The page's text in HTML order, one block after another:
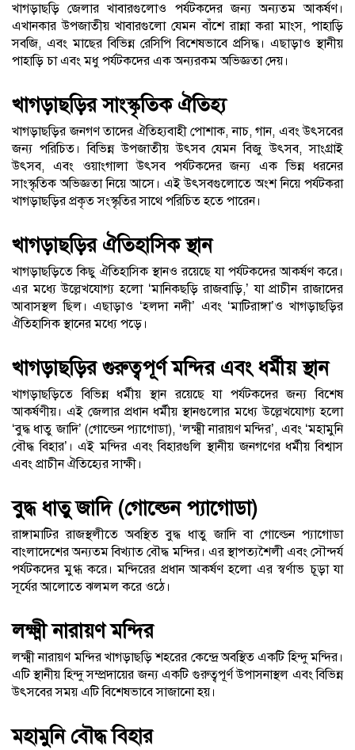
খাগড়াছড়ি জেলার খাবারগুলোও পর্যটকদের জন্য অন্যতম আকর্ষণ।
এখানকার উপজাতীয় খাবারগুলো যেমন বাঁশে রান্না করা মাংস, পাহাড়ি
সবজি, এবং মাছের বিভিন্ন রেসিপি বিশেষভাবে প্রসিদ্ধ। এছাড়াও স্থানীয়
পাহাড়ি চা এবং মধু পর্যটকদের এক অন্যরকম অভিজ্ঞতা দেয়।
খাগড়াছড়ির সাংস্কৃতিক ঐতিহ্য
খাগড়াছড়ির জনগণ তাদের ঐতিহ্যবাহী পোশাক, নাচ, গান, এবং উৎসবের
জন্য পরিচিত। বিভিন্ন উপজাতীয় উৎসব যেমন বিজু উৎসব, সাংগ্রাই
উৎসব, এবং ওয়াংগালা উৎসব পর্যটকদের জন্য এক ভিন্ন ধরনের
সাংস্কৃতিক অভিজ্ঞতা নিয়ে আসে। এই উৎসবগুলোতে অংশ নিয়ে পর্যটকরা
খাগড়াছড়ির প্রকৃত সংস্কৃতির সাথে পরিচিত হতে পারেন।
খাগড়াছড়ির ঐতিহাসিক স্থান
খাগড়াছড়িতে কিছু ঐতিহাসিক স্থানও রয়েছে যা পর্যটকদের আকর্ষণ করে।
এর মধ্যে উল্লেখযোগ্য হলো ‘মানিকছড়ি রাজবাড়ি,’ যা প্রাচীন রাজাদের
আবাসস্থল ছিল। এছাড়াও ‘হলদা নদী’ এবং ‘মাটিরাঙ্গা’ও খাগড়াছড়ির
ঐতিহাসিক স্থানের মধ্যে পড়ে।
খাগড়াছড়ির গুরুত্বপূর্ণ মন্দির এবং ধর্মীয় স্থান
খাগড়াছড়িতে বিভিন্ন ধর্মীয় স্থান রয়েছে যা পর্যটকদের জন্য বিশেষ
আকর্ষণীয়। এই জেলার প্রধান ধর্মীয় স্থানগুলোর মধ্যে উল্লেখযোগ্য হলো
‘বুদ্ধ ধাতু জাদি’ (গোল্ডেন প্যাগোডা), ‘লক্ষ্মী নারায়ণ মন্দির’, এবং ‘মহামুনি
বৌদ্ধ বিহার’। এই মন্দির এবং বিহারগুলি স্থানীয় জনগণের ধর্মীয় বিশ্বাস
এবং প্রাচীন ঐতিহ্যের সাক্ষী।
বুদ্ধ ধাতু জাদি (গোল্ডেন প্যাগোডা)
রাঙ্গামাটির রাজস্থলীতে অবস্থিত বুদ্ধ ধাতু জাদি বা গোল্ডেন প্যাগোডা
বাংলাদেশের অন্যতম বিখ্যাত বৌদ্ধ মন্দির। এর স্থাপত্যশৈলী এবং সৌন্দর্য
পর্যটকদের মুগ্ধ করে। মন্দিরের প্রধান আকর্ষণ হলো এর স্বর্ণাভ চূড়া যা
সূর্যের আলোতে ঝলমল করে ওঠে।
লক্ষ্মী নারায়ণ মন্দির
লক্ষ্মী নারায়ণ মন্দির খাগড়াছড়ি শহরের কেন্দ্রে অবস্থিত একটি হিন্দু মন্দির।
এটি স্থানীয় হিন্দু সম্প্রদায়ের জন্য একটি গুরুত্বপূর্ণ উপাসনাস্থল এবং বিভিন্ন
উৎসবের সময় এটি বিশেষভাবে সাজানো হয়।
মহামুনি বৌদ্ধ বিহার